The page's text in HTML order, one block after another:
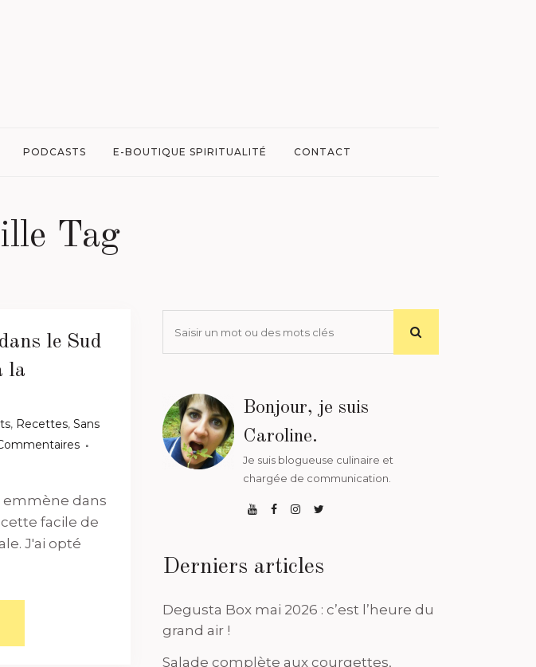
PODCASTS E-BOUTIQUE SPIRITUALITÉ CONTACT
Tag
le Sud
la
, Recettes, Sans
emmène dans
facile de
J'ai opté
Bonjour, je suis
Caroline.
Je suis blogueuse culinaire et
chargée de communication.
Derniers articles
Degusta Box mai 2026 : c’est l’heure du
grand air !
Salade complète aux courgettes,